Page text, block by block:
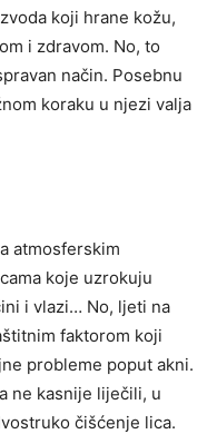
koji hrane kožu,
i zdravom. No, to
način. Posebnu
koraku u njezi valja
atmosferskim
koje uzrokuju
i vlazi… No, ljeti na
faktorom koji
probleme poput akni.
ne kasnije liječili, u
čišćenje lica.